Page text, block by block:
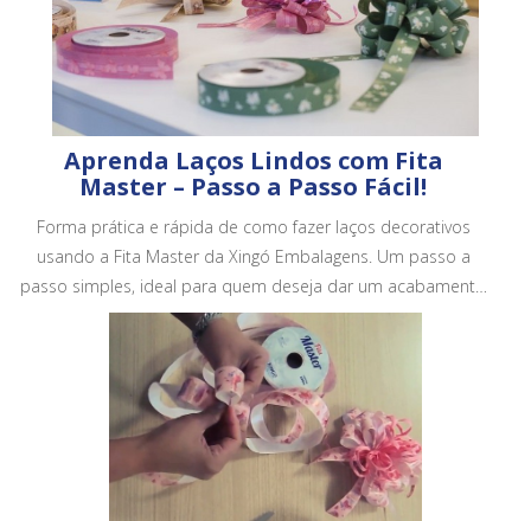
Aprenda Laços Lindos com Fita
Master – Passo a Passo Fácil!
Forma prática e rápida de como fazer laços decorativos
usando a Fita Master da Xingó Embalagens. Um passo a
passo simples, ideal para quem deseja dar um acabamento
mais bonito e profissional em embalagens, cestas e
presentes.